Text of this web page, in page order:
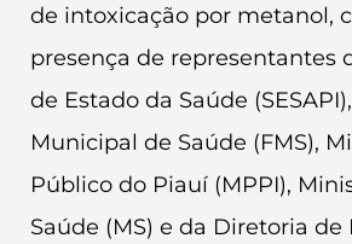
de intoxicação por metanol,
presença de representantes
de Estado da Saúde
Municipal de Saúde (FMS),
Público do Piauí (MPPI),
Saúde (MS) e da Diretoria de